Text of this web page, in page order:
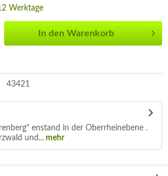
Werktage
In den Warenkorb
43421
enstand in der Oberrheinebene .
und... mehr